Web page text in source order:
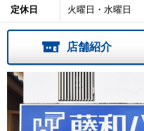
定休日 火曜日・水曜日
店舗紹介